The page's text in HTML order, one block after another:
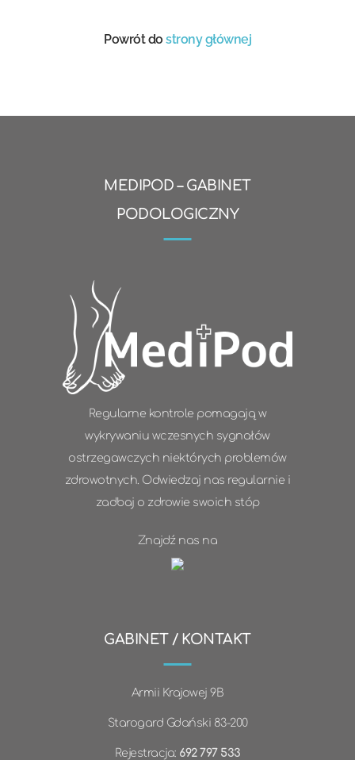
Powrót do strony głównej
MEDIPOD – GABINET
PODOLOGICZNY
Regularne kontrole pomagają w
wykrywaniu wczesnych sygnałów
ostrzegawczych niektórych problemów
zdrowotnych. Odwiedzaj nas regularnie i
zadbaj o zdrowie swoich stóp
Znajdź nas na
GABINET / KONTAKT
Armii Krajowej 9B
Starogard Gdański 83-200
Rejestracja: 692 797 533